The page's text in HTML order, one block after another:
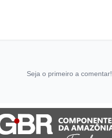
Seja o primeiro a comentar!